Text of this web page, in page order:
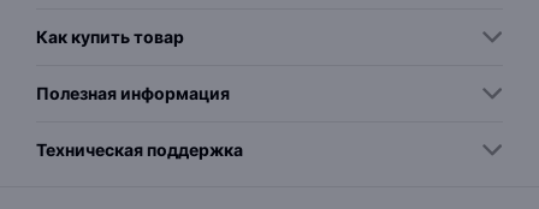
Как купить товар
Полезная информация
Техническая поддержка